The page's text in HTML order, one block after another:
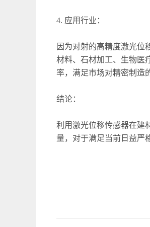
4. 应用行业：
因为对射的高精度激光位
材料、石材加工、生物医
率，满足市场对精密制造
结论：
利用激光位移传感器在建
量，对于满足当前日益严